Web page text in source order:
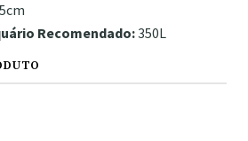
Recomendado:350L